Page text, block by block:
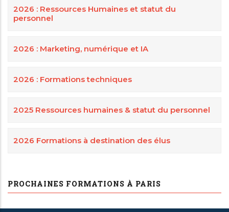
2026 : Ressources Humaines et statut du
personnel
2026 : Marketing, numérique et IA
2026 : Formations techniques
2025 Ressources humaines & statut du personnel
2026 Formations à destination des élus
PROCHAINES FORMATIONS À PARIS